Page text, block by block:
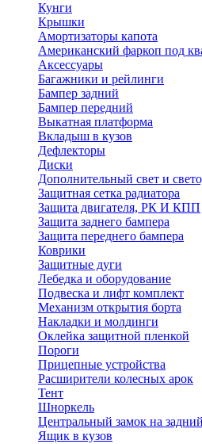
Кунги
Крышки
Амортизаторы капота
Американский фаркоп под
Аксессуары
Багажники и рейлинги
Бампер задний
Бампер передний
Выкатная платформа
Вкладыш в кузов
Дефлекторы
Диски
Дополнительный свет и
Защитная сетка радиатора
Защита двигателя, РК И КПП
Защита заднего бампера
Защита переднего бампера
Коврики
Защитные дуги
Лебедка и оборудование
Подвеска и лифт комплект
Механизм открытия борта
Накладки и молдинги
Оклейка защитной пленкой
Пороги
Прицепные устройства
Расширители колесных арок
Тент
Шноркель
Центральный замок на
Ящик в кузов